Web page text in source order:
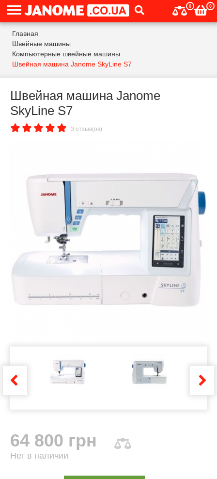
0 0
Главная
Швейные машины
Компьютерные швейные машины
Швейная машина Janome SkyLine S7
Швейная машина Janome
SkyLine S7
3 отзыв(ов)
64 800 грн
Нет в наличии